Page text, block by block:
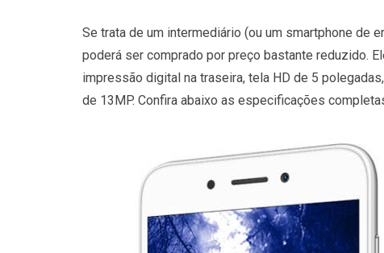
Se trata de um intermediário (ou um smartphone de
poderá ser comprado por preço bastante reduzido.
impressão digital na traseira, tela HD de 5
de 13MP. Confira abaixo as especificações